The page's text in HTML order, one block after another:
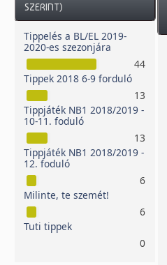
SZERINT)
Tippelés a BL/EL 2019-
2020-es szezonjára
44
Tippek 2018 6-9 forduló
13
Tippjáték NB1 2018/2019 -
10-11. foduló
13
Tippjáték NB1 2018/2019 -
12. foduló
6
Milinte, te szemét!
6
Tuti tippek
0